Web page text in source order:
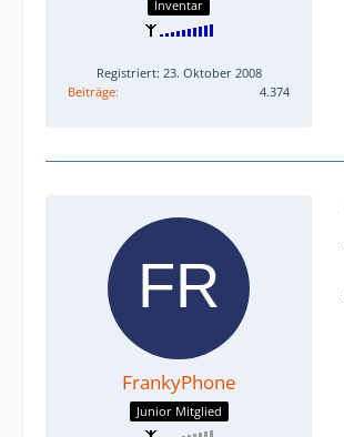
Inventar
Registriert: 23. Oktober 2008
Beiträge
4.374
FrankyPhone
Junior Mitglied